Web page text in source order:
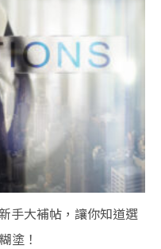
手大補帖，讓你知道選
塗！